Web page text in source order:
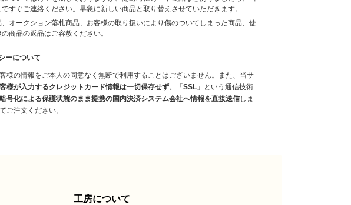
ですぐご連絡ください。早急に新しい商品と取り替えさせていただきます。
、オークション落札商品、お客様の取り扱いにより傷のついてしまった商品、使
の商品の返品はご容赦ください。
ーについて
様の情報をご本人の同意なく無断で利用することはございません。また、当サ
様が入力するクレジットカード情報は一切保存せず、 「SSL 」という通信技術
暗号化による保護状態のまま提携の国内決済システム会社へ情報を直接送信しま
ご注文ください。
工房について